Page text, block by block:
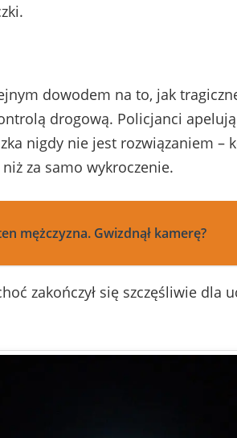
dowodem na to, jak
drogową. Policjanci
nigdy nie jest rozwiązaniem –
za samo wykroczenie.
mężczyzna. Gwizdnął kamerę?
zakończył się szczęśliwie dla